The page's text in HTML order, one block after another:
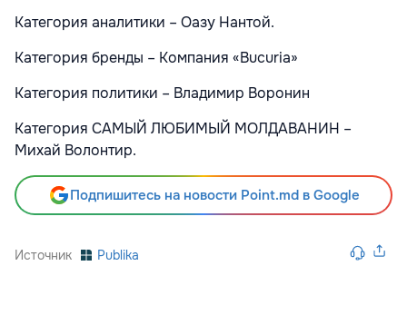
Категория аналитики – Оазу Нантой.
Категория бренды – Компания «Bucuria»
Категория политики – Владимир Воронин
Категория САМЫЙ ЛЮБИМЫЙ МОЛДАВАНИН –
Михай Волонтир.
Подпишитесь на новости Point.md в Google
Источник Publika